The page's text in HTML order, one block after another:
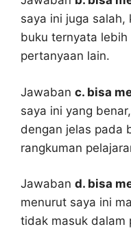
saya ini juga salah,
buku ternyata
pertanyaan lain.
Jawaban c. bisa
saya ini yang
dengan jelas pada
rangkuman
Jawaban d. bisa
menurut saya ini
tidak masuk dalam